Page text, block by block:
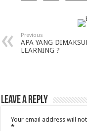
Previous
APA YANG
LEARNING ?
Leave a Reply
Your email address will
*